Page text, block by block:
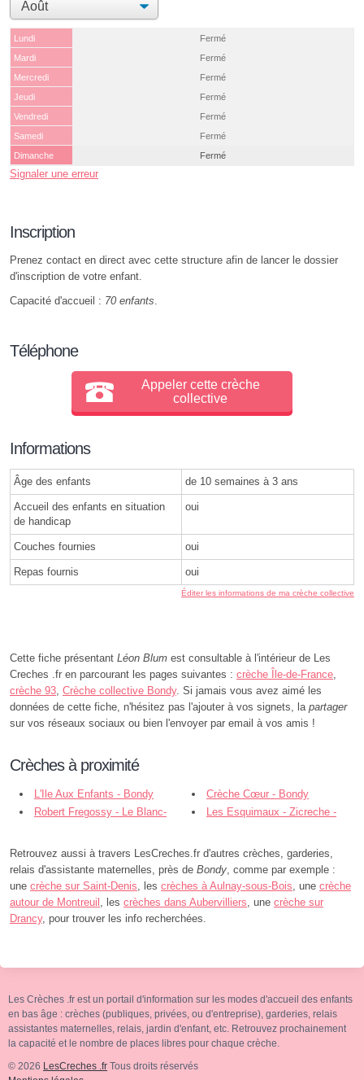
Lundi
Fermé
Mardi
Fermé
Mercredi
Fermé
Jeudi
Fermé
Vendredi
Fermé
Samedi
Fermé
Dimanche
Fermé
Signaler une erreur
Inscription
Prenez contact en direct avec cette structure afin de lancer le dossier
d'inscription de votre enfant.
Capacité d'accueil : 70 enfants
Téléphone
Appeler cette crèche
collective
Informations
Âge des enfants de 10 semaines à 3 ans
Accueil des enfants en situation
de handicap
oui
Couches fournies oui
Repas fournis oui
Éditer les informations de ma crèche collective
Cette fiche présentant Léon Blum est consultable à l'intérieur de Les
Creches .fr en parcourant les pages suivantes : crèche Île-de-France
crèche 93 Crèche collective Bondy. Si jamais vous avez aimé les
données de cette fiche, n'hésitez pas l'ajouter à vos signets, la partager
sur vos réseaux sociaux ou bien l'envoyer par email à vos amis !
Crèches à proximité
L'Ile Aux Enfants - Bondy
Crèche Cœur - Bondy
Robert Fregossy - Le Blanc-
Les Esquimaux - Zicreche -
Retrouvez aussi à travers LesCreches.fr d'autres crèches, garderies,
relais d'assistante maternelles, près de Bondy , comme par exemple :
une crèche sur Saint-Denis , les crèches à Aulnay-sous-Bois , une crèche
autour de Montreuil , les crèches dans Aubervilliers , une crèche sur
Drancy, pour trouver les info recherchées.
Les Crèches .fr est un portail d'information sur les modes d'accueil des enfants
en bas âge : crèches (publiques, privées, ou d'entreprise), garderies, relais
assistantes maternelles, relais, jardin d'enfant, etc. Retrouvez prochainement
la capacité et le nombre de places libres pour chaque crèche.
© 2026 LesCreches .fr Tous droits réservés